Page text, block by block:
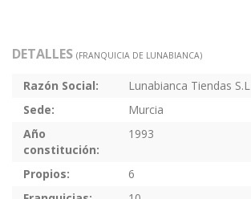
DETALLES (FRANQUICIA DE LUNABIANCA)
Razón Social:
Lunabianca Tiendas S.L
Sede:
Murcia
Año
constitución:
1993
Propios:
6